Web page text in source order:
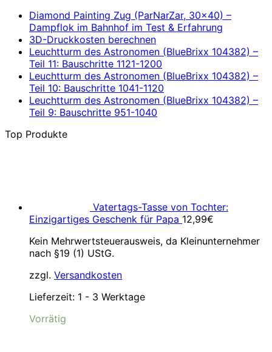
Diamond Painting Zug (ParNarZar, 30×40) –
Dampflok im Bahnhof im Test & Erfahrung
3D-Druckkosten berechnen
Leuchtturm des Astronomen (BlueBrixx 104382) –
Teil 11: Bauschritte 1121-1200
Leuchtturm des Astronomen (BlueBrixx 104382) –
Teil 10: Bauschritte 1041-1120
Leuchtturm des Astronomen (BlueBrixx 104382) –
Teil 9: Bauschritte 951-1040
Top Produkte
Vatertags-Tasse von Tochter:
Einzigartiges Geschenk für Papa 12,99€
Kein Mehrwertsteuerausweis, da Kleinunternehmer
nach §19 (1) UStG.
zzgl. Versandkosten
Lieferzeit: 1 - 3 Werktage
Vorrätig